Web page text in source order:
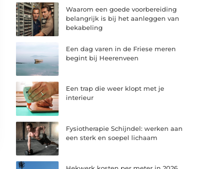
Waarom een goede voorbereiding
belangrijk is bij het aanleggen van
bekabeling
Een dag varen in de Friese meren
begint bij Heerenveen
Een trap die weer klopt met je
interieur
Fysiotherapie Schijndel: werken aan
een sterk en soepel lichaam